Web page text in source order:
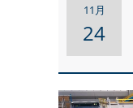
11月
24